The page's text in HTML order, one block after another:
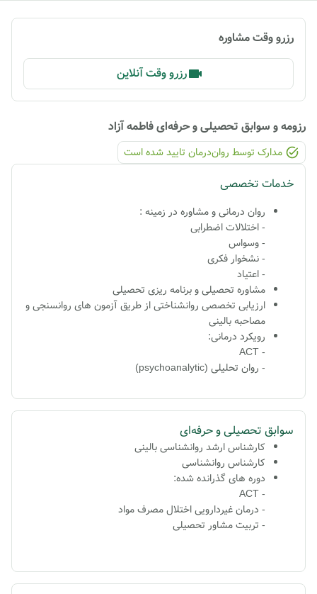
رزرو وقت مشاوره
رزرو وقت آنلاین
رزومه و سوابق تحصیلی و حرفه‌ایفاطمه آزاد
مدارک توسط روان‌درمان تایید شده ‌است
خدمات تخصصی
روان درمانی و مشاوره در زمینه :
- اختلالات اضطرابی
- وسواس
- نشخوار فکری
- اعتیاد
مشاوره تحصیلی و برنامه ریزی تحصیلی
ارزیابی تخصصی روانشناختی از طریق آزمون های روانسنجی و
مصاحبه بالینی
رویکرد درمانی:
- ACT
- روان تحلیلی (psychoanalytic)
سوابق تحصیلی و حرفه‌ای
کارشناس ارشد روانشناسی بالینی
کارشناس روانشناسی
دوره های گذرانده شده:
-
ACT
- درمان غیردارویی اختلال مصرف مواد
- تربیت مشاور تحصیلی